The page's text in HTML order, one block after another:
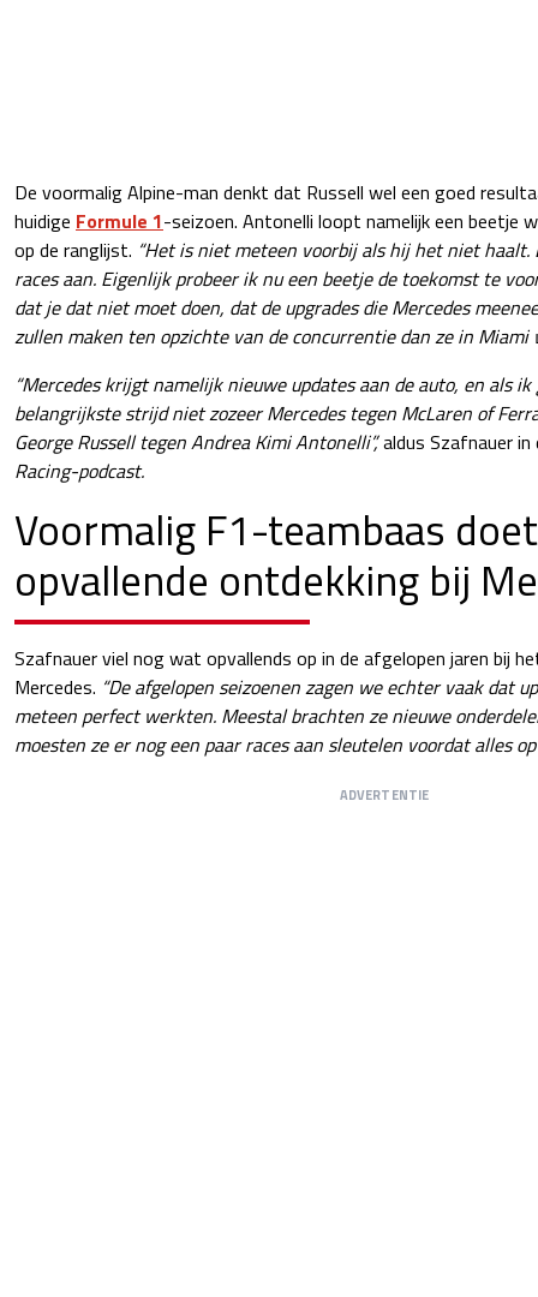
De voormalig Alpine-man denkt dat Russell wel een goed
huidige Formule 1-seizoen. Antonelli loopt namelijk een beetje
op de ranglijst. “Het is niet meteen voorbij als hij het niet haalt.
races aan. Eigenlijk probeer ik nu een beetje de toekomst te
dat je dat niet moet doen, dat de upgrades die Mercedes
zullen maken ten opzichte van de concurrentie dan ze in Miami
“Mercedes krijgt namelijk nieuwe updates aan de auto, en als
belangrijkste strijd niet zozeer Mercedes tegen McLaren of
George Russell tegen Andrea Kimi Antonelli”,aldus Szafnauer
Racing-podcast.
Voormalig F1-teambaas
opvallende ontdekking bij
Szafnauer viel nog wat opvallends op in de afgelopen jaren bij
Mercedes. “De afgelopen seizoenen zagen we echter vaak dat
meteen perfect werkten. Meestal brachten ze nieuwe
moesten ze er nog een paar races aan sleutelen voordat alles
ADVERTENTIE